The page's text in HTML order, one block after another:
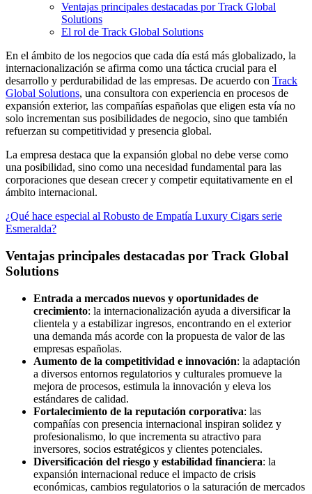
Ventajas principales destacadas por Track Global
Solutions
El rol de Track Global Solutions
En el ámbito de los negocios que cada día está más globalizado, la
internacionalización se afirma como una táctica crucial para el
desarrollo y perdurabilidad de las empresas. De acuerdo con Track
Global Solutions, una consultora con experiencia en procesos de
expansión exterior, las compañías españolas que eligen esta vía no
solo incrementan sus posibilidades de negocio, sino que también
refuerzan su competitividad y presencia global.
La empresa destaca que la expansión global no debe verse como
una posibilidad, sino como una necesidad fundamental para las
corporaciones que desean crecer y competir equitativamente en el
ámbito internacional.
¿Qué hace especial al Robusto de Empatía Luxury Cigars serie
Esmeralda?
Ventajas principales destacadas por Track Global
Solutions
Entrada a mercados nuevos y oportunidades de
crecimiento: la internacionalización ayuda a diversificar la
clientela y a estabilizar ingresos, encontrando en el exterior
una demanda más acorde con la propuesta de valor de las
empresas españolas.
Aumento de la competitividad e innovación: la adaptación
a diversos entornos regulatorios y culturales promueve la
mejora de procesos, estimula la innovación y eleva los
estándares de calidad.
Fortalecimiento de la reputación corporativa: las
compañías con presencia internacional inspiran solidez y
profesionalismo, lo que incrementa su atractivo para
inversores, socios estratégicos y clientes potenciales.
Diversificación del riesgo y estabilidad financiera: la
expansión internacional reduce el impacto de crisis
económicas, cambios regulatorios o la saturación de mercados